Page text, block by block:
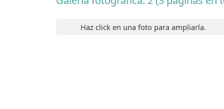
Haz click en una foto para ampliarla.